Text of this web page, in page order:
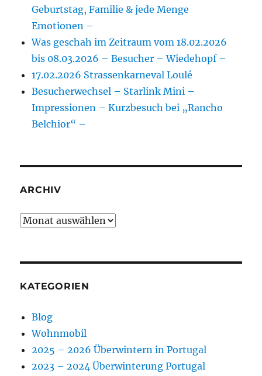
Geburtstag, Familie & jede Menge
Emotionen –
Was geschah im Zeitraum vom 18.02.2026
bis 08.03.2026 – Besucher – Wiedehopf –
17.02.2026 Strassenkarneval Loulé
Besucherwechsel – Starlink Mini –
Impressionen – Kurzbesuch bei „Rancho
Belchior“ –
ARCHIV
Archiv
KATEGORIEN
Blog
Wohnmobil
2025 – 2026 Überwintern in Portugal
2023 – 2024 Überwinterung Portugal